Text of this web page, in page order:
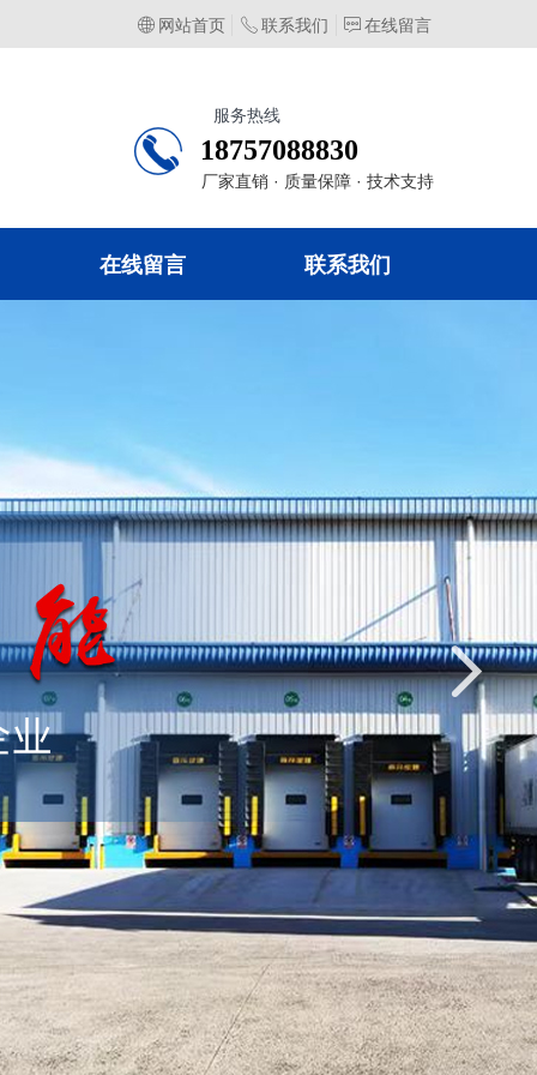
服务热线
厂家直销 · 质量保障 · 技术支持
18757088830
在线留言 联系我们
ꄓ 网站首页 ꂅ 联系我们 ꁳ 在线留言